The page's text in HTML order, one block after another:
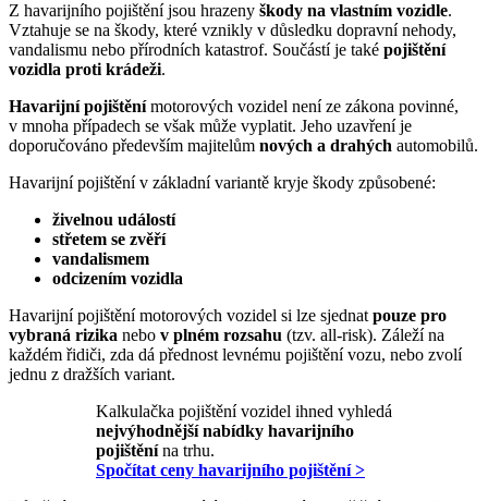
Z havarijního pojištění jsou hrazeny škody na vlastním vozidle.
Vztahuje se na škody, které vznikly v důsledku dopravní nehody,
vandalismu nebo přírodních katastrof. Součástí je také pojištění
vozidla proti krádeži.
Havarijní pojištěnímotorových vozidel není ze zákona povinné,
v mnoha případech se však může vyplatit. Jeho uzavření je
doporučováno především majitelům nových a drahých automobilů.
Havarijní pojištění v základní variantě kryje škody způsobené:
živelnou událostí
střetem se zvěří
vandalismem
odcizením vozidla
Havarijní pojištění motorových vozidel si lze sjednat pouze pro
vybraná rizika nebo v plném rozsahu (tzv. all-risk). Záleží na
každém řidiči, zda dá přednost levnému pojištění vozu, nebo zvolí
jednu z dražších variant.
Kalkulačka pojištění vozidel ihned vyhledá
nejvýhodnější nabídky havarijního
pojištěnína trhu.
Spočítat ceny havarijního pojištění >